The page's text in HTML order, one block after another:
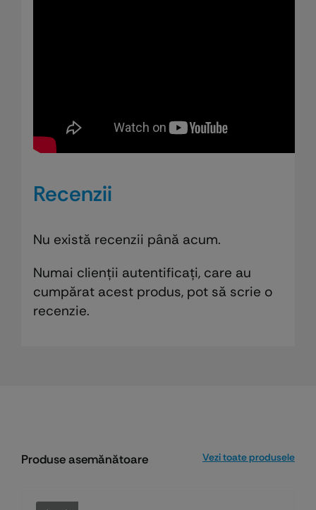
Recenzii
Nu există recenzii până acum.
Numai clienții autentificați, care au
cumpărat acest produs, pot să scrie o
recenzie.
Produse asemănătoare Vezi toate produsele